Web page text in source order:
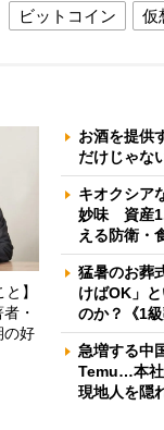
ビットコイン 仮
】
・
の好
お酒を提供
だけじゃな
キオクシア
妙味 資産
える防衛・
猛暑のお葬
けばOK」
のか？《1
急増する中
Temu…本社
現地人を隠